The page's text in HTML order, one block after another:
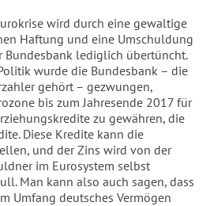
wird durch eine gewaltige
Haftung und eine Umschuldung
Bundesbank lediglich übertüncht.
wurde die Bundesbank – die
gehört – gezwungen,
bis zum Jahresende 2017 für
zu gewähren, die
Diese Kredite kann die
und der Zins wird von der
im Eurosystem selbst
Man kann also auch sagen, dass
Umfang deutsches Vermögen